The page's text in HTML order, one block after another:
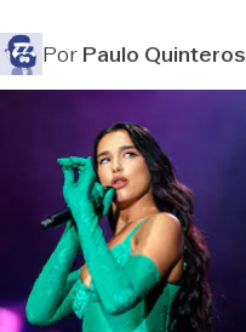
PorPaulo Quinteros